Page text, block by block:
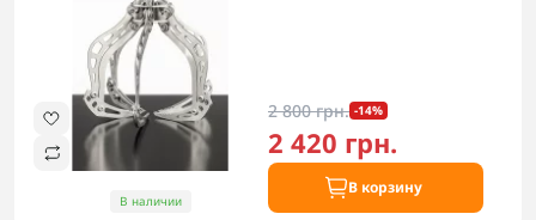
В наличии
2 800 грн. -14%
2 420 грн.
В корзину